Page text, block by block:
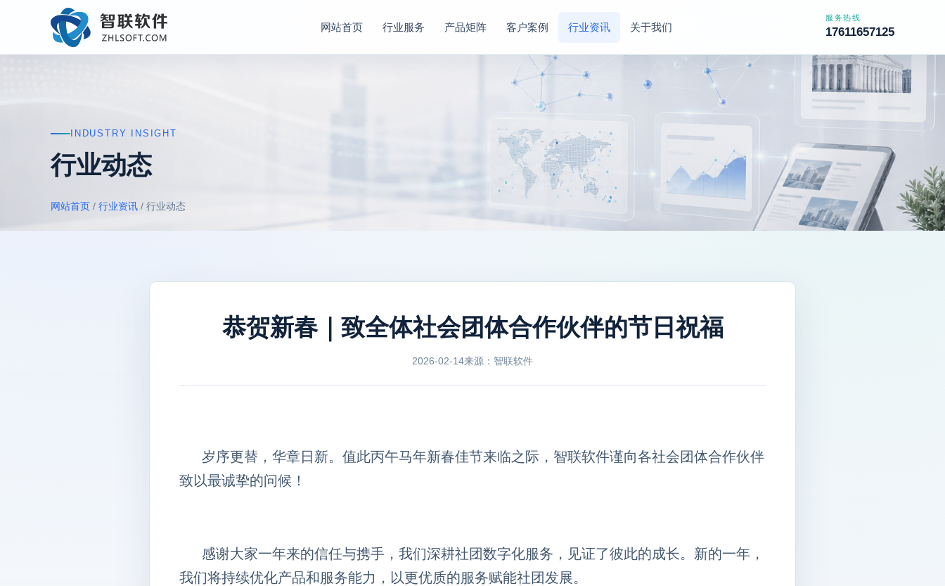
网站首页 行业服务 产品矩阵 客户案例 行业资讯 关于我们
服务热线
17611657125
INDUSTRY INSIGHT
行业动态
网站首页 / 行业资讯 / 行业动态
恭贺新春｜致全体社会团体合作伙伴的节日祝福
2026-02-14来源：智联软件
岁序更替，华章日新。值此丙午马年新春佳节来临之际，智联软件谨向各社会团体合作伙伴
致以最诚挚的问候！
感谢大家一年来的信任与携手，我们深耕社团数字化服务，见证了彼此的成长。新的一年，
我们将持续优化产品和服务能力，以更优质的服务赋能社团发展。